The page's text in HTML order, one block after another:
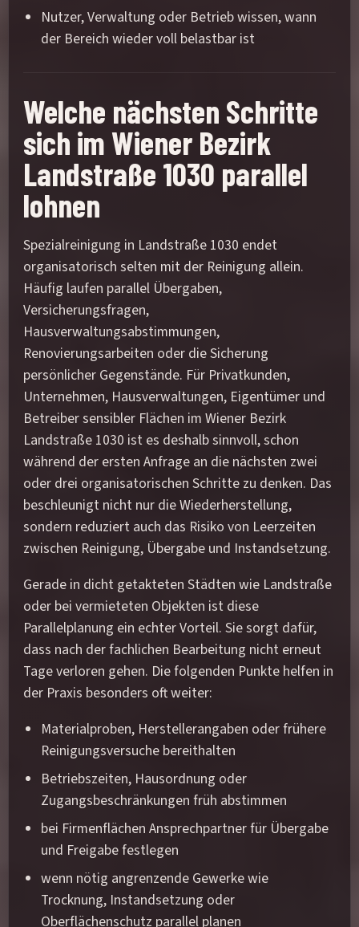
Nutzer, Verwaltung oder Betrieb wissen, wann
der Bereich wieder voll belastbar ist
Welche nächsten Schritte
sich im Wiener Bezirk
Landstraße 1030 parallel
lohnen
Spezialreinigung in Landstraße 1030 endet
organisatorisch selten mit der Reinigung allein.
Häufig laufen parallel Übergaben,
Versicherungsfragen,
Hausverwaltungsabstimmungen,
Renovierungsarbeiten oder die Sicherung
persönlicher Gegenstände. Für Privatkunden,
Unternehmen, Hausverwaltungen, Eigentümer und
Betreiber sensibler Flächen im Wiener Bezirk
Landstraße 1030 ist es deshalb sinnvoll, schon
während der ersten Anfrage an die nächsten zwei
oder drei organisatorischen Schritte zu denken. Das
beschleunigt nicht nur die Wiederherstellung,
sondern reduziert auch das Risiko von Leerzeiten
zwischen Reinigung, Übergabe und Instandsetzung.
Gerade in dicht getakteten Städten wie Landstraße
oder bei vermieteten Objekten ist diese
Parallelplanung ein echter Vorteil. Sie sorgt dafür,
dass nach der fachlichen Bearbeitung nicht erneut
Tage verloren gehen. Die folgenden Punkte helfen in
der Praxis besonders oft weiter:
Materialproben, Herstellerangaben oder frühere
Reinigungsversuche bereithalten
Betriebszeiten, Hausordnung oder
Zugangsbeschränkungen früh abstimmen
bei Firmenflächen Ansprechpartner für Übergabe
und Freigabe festlegen
wenn nötig angrenzende Gewerke wie
Trocknung, Instandsetzung oder
Oberflächenschutz parallel planen